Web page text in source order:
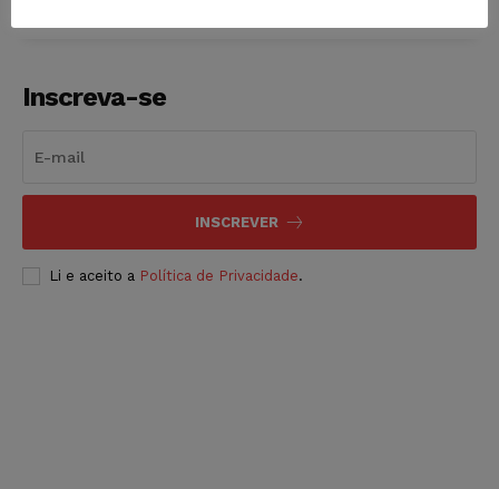
Inscreva-se
INSCREVER
Li e aceito a Política de Privacidade.